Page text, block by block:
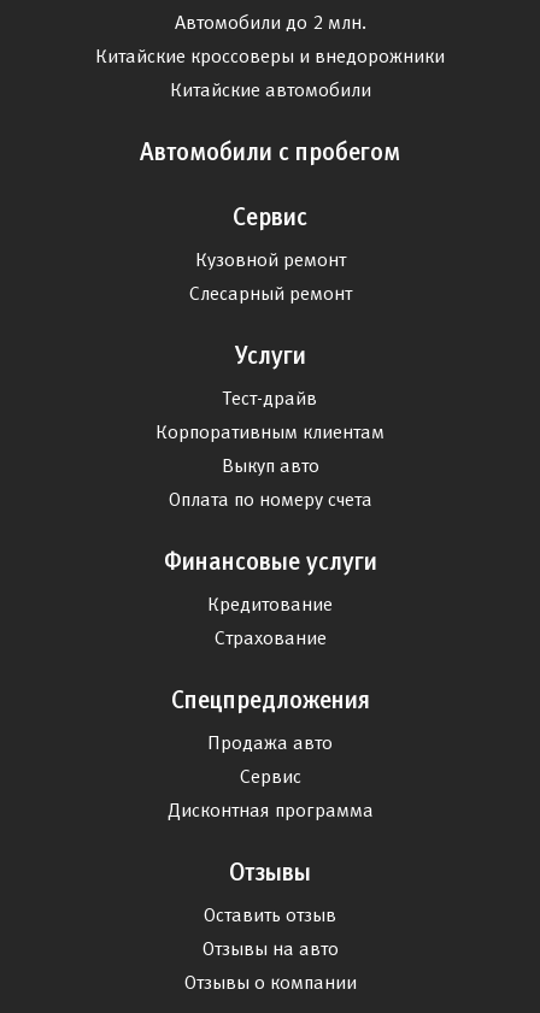
Автомобили до 2 млн.
Китайские кроссоверы и внедорожники
Китайские автомобили
Автомобили с пробегом
Сервис
Кузовной ремонт
Слесарный ремонт
Услуги
Тест-драйв
Корпоративным клиентам
Выкуп авто
Оплата по номеру счета
Финансовые услуги
Кредитование
Страхование
Спецпредложения
Продажа авто
Сервис
Дисконтная программа
Отзывы
Оставить отзыв
Отзывы на авто
Отзывы о компании